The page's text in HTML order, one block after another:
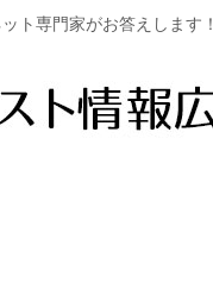
ト専門家がお答えします！